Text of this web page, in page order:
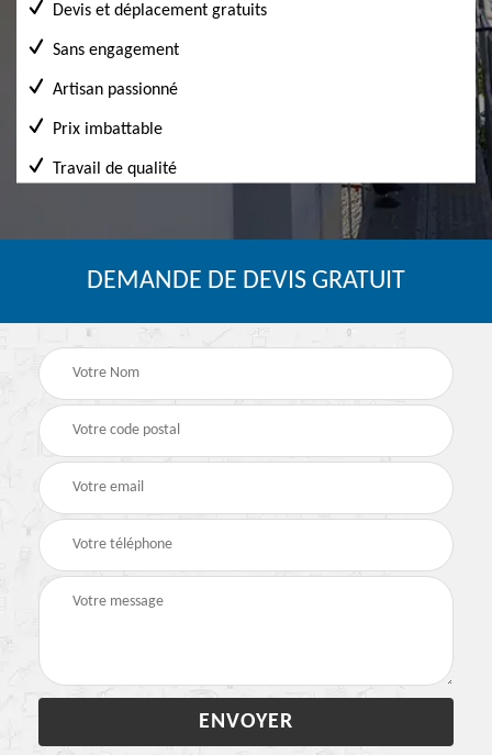
Devis et déplacement gratuits
Sans engagement
Artisan passionné
Prix imbattable
Travail de qualité
DEMANDE DE DEVIS GRATUIT